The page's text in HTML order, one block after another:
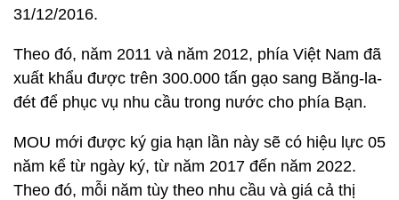
31/12/2016.
Theo đó, năm 2011 và năm 2012, phía Việt Nam đã
xuất khẩu được trên 300.000 tấn gạo sang Băng-la-
đét để phục vụ nhu cầu trong nước cho phía Bạn.
MOU mới được ký gia hạn lần này sẽ có hiệu lực 05
năm kể từ ngày ký, từ năm 2017 đến năm 2022.
Theo đó, mỗi năm tùy theo nhu cầu và giá cả thị